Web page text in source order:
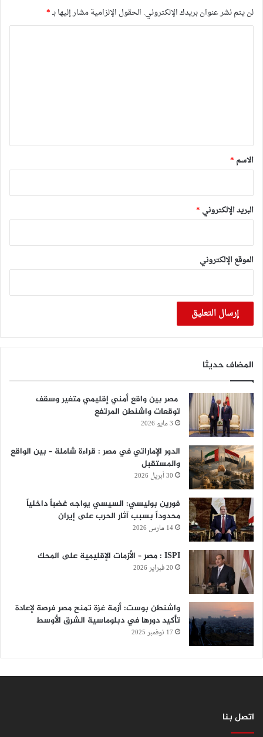
لن يتم نشر عنوان بريدك الإلكتروني. الحقول الإلزامية مشار إليها بـ*
*
الاسم *
البريد الإلكتروني *
الموقع الإلكتروني
المضاف حديثا
مصر بين واقع أمني إقليمي متغير وسقف
توقعات واشنطن المرتفع
3 مايو 2026
الدور الإماراتي في مصر : قراءة شاملة – بين الواقع
والمستقبل
30 أبريل 2026
فورين بوليسي: السيسي يواجه غضباً داخلياً
محدوداً بسبب آثار الحرب على إيران
14 مارس 2026
ISPI : مصر – الأزمات الإقليمية على المحك
20 فبراير 2026
واشنطن بوست: أزمة غزة تمنح مصر فرصة لإعادة
تأكيد دورها في دبلوماسية الشرق الأوسط
17 نوفمبر 2025
اتصل بنا